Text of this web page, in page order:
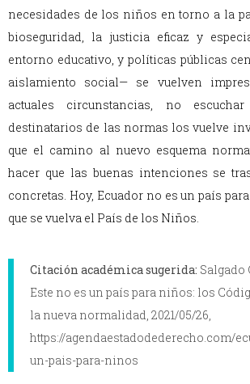
necesidades de los niños en torno a la
bioseguridad, la justicia eficaz y
entorno educativo, y políticas públicas
aislamiento social— se vuelven
actuales circunstancias, no
destinatarios de las normas los vuelve
que el camino al nuevo esquema
hacer que las buenas intenciones se
concretas. Hoy, Ecuador no es un país
que se vuelva el País de los Niños.
Citación académica sugerida: Salgado
Este no es un país para niños: los
la nueva normalidad, 2021/05/26,
https://agendaestadodederecho.com/
un-pais-para-ninos